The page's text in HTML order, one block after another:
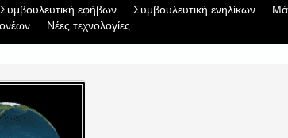
Συμβουλευτική εφήβων Συμβουλευτική ενηλίκων
Νέες τεχνολογίες